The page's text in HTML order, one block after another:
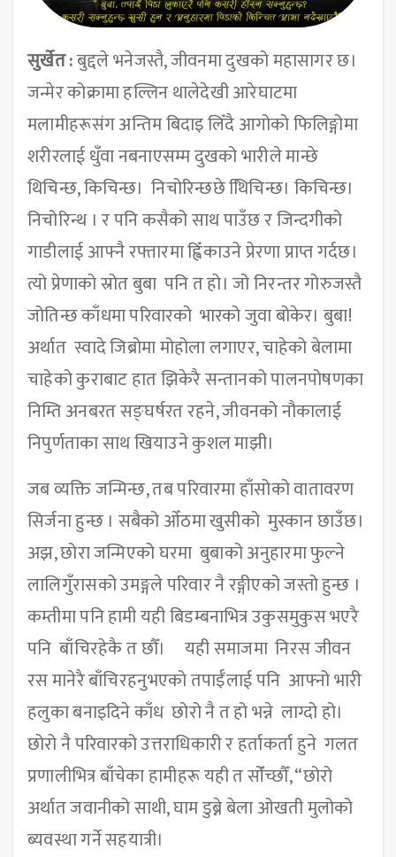
सुर्खेत :बुद्दले भनेजस्तै, जीवनमा दुखको महासागर छ।
जन्मेर कोक्रामा हल्लिन थालेदेखी आरेघाटमा
मलामीहरूसंग अन्तिम बिदाइ लिँदै आगोको फिलिङ्गोमा
शरीरलाई धुँवा नबनाएसम्म दुखको भारीले मान्छे
थिचिन्छ, किचिन्छ। निचोरिन्छछे थििचिन्छ। किचिन्छ।
निचोरिन्थ । र पनि कसैको साथ पाउँछ र जिन्दगीको
गाडीलाई आफ्नै रफ्तारमा ह्विँकाउने प्रेरणा प्राप्त गर्दछ।
त्यो प्रेणाको स्रोत बुबा पनि त हो। जो निरन्तर गोरुजस्तै
जोतिन्छ काँधमा परिवारको भारको जुवा बोकेर। बुबा!
अर्थात स्वादे जिब्रोमा मोहोला लगाएर, चाहेको बेलामा
चाहेको कुराबाट हात झिकेरै सन्तानको पालनपोषणका
निम्ति अनबरत सङ्घर्षरत रहने, जीवनको नौकालाई
निपुर्णताका साथ खियाउने कुशल माझी।
जब व्यक्ति जन्मिन्छ, तब परिवारमा हाँसोको वातावरण
सिर्जना हुन्छ । सबैको ओँठमा खुसीको मुस्कान छाउँछ।
अझ, छोरा जन्मिएको घरमा बुबाको अनुहारमा फुल्ने
लालिगुँरासको उमङ्गले परिवार नै रङ्गीएको जस्तो हुन्छ ।
कम्तीमा पनि हामी यही बिडम्बनाभित्र उकुसमुकुस भएरै
पनि बाँचिरहेकै त छौँ। ‍ यही समाजमा निरस जीवन
रस मानेरै बाँचिरहनुभएको तपाईँलाई पनि आफ्नो भारी
हलुका बनाइदिने काँध छोरो नै त हो भन्ने लाग्दो हो।
छोरो नै परिवारको उत्तराधिकारी र हर्ताकर्ता हुने गलत
प्रणालीभित्र बाँचेका हामीहरू यही त सोँच्छौँ, “छोरो
अर्थात जवानीको साथी, घाम डुब्ने बेला ओखती मुलोको
ब्यवस्था गर्ने सहयात्री।